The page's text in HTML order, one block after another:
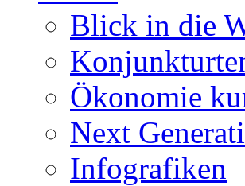
Blick in die
Ökonomie
Next
Infografiken